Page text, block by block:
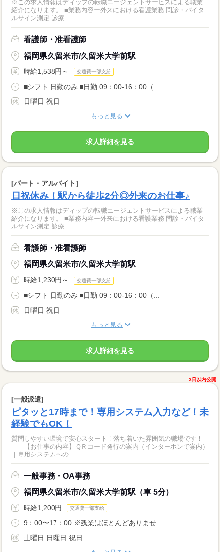
※この求人情報はディップの転職エージェントサービスによる職業
紹介になります。 ■業務内容ー外来における看護業務 問診・バイタ
ルサイン測定 診療...
看護師・准看護師
福岡県久留米市/久留米大学前駅
時給1,538円～ 交通費一部支給
■シフト 日勤のみ ■日勤 09：00-16：00（...
日曜日 祝日
もっと見る
求人詳細を見る
[パート・アルバイト]
日祝休み！駅から徒歩2分◎外来のお仕事♪
※この求人情報はディップの転職エージェントサービスによる職業
紹介になります。 ■業務内容ー外来における看護業務 問診・バイタ
ルサイン測定 診療...
看護師・准看護師
福岡県久留米市/久留米大学前駅
時給1,230円～ 交通費一部支給
■シフト 日勤のみ ■日勤 09：00-16：00（...
日曜日 祝日
もっと見る
求人詳細を見る
3日以内公開
[一般派遣]
ピタッと17時まで！専用システム入力など！未
経験でもOK！
質問しやすい環境で安心スタート！落ち着いた雰囲気の職場です！
【お仕事の内容】ＱＲコード発行の案内（インターホンで案内）
｜専用システムへの...
一般事務・OA事務
福岡県久留米市/久留米大学前駅（車 5分）
時給1,200円 交通費一部支給
9：00〜17：00 ※残業はほとんどありませ...
土曜日 日曜日 祝日